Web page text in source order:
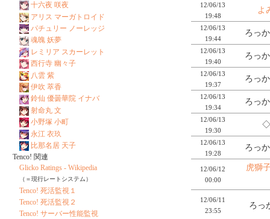
12/06/13
19:48
よ
12/06/13
19:44
ろっ
12/06/13
19:40
ろっ
12/06/13
19:37
ろっ
12/06/13
19:34
ろっ
12/06/13
19:30
12/06/13
19:28
ろっ
12/06/12
00:00
虎獅
12/06/11
23:55
ろっ
十六夜 咲夜
アリス マーガトロイド
パチュリー ノーレッジ
魂魄 妖夢
レミリア スカーレット
西行寺 幽々子
八雲 紫
伊吹 萃香
鈴仙 優曇華院 イナバ
射命丸 文
小野塚 小町
永江 衣玖
比那名居 天子
Tenco! 関連
Glicko Ratings - Wikipedia
（＝現行レートシステム）
Tenco! 死活監視１
Tenco! 死活監視２
Tenco! サーバー性能監視